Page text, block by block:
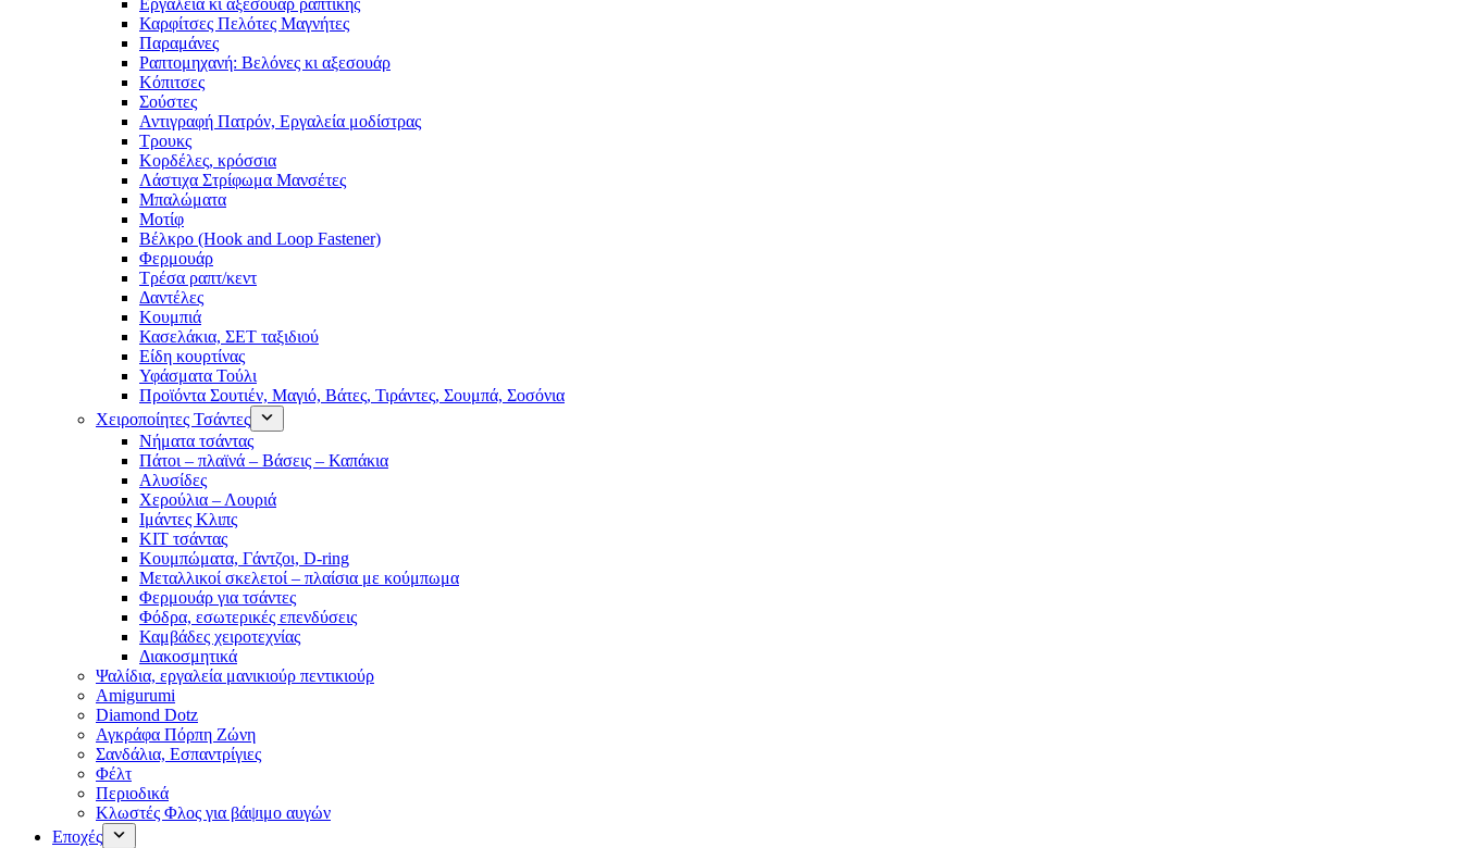
Εργαλεία κι αξεσουάρ ραπτικής
Καρφίτσες Πελότες Μαγνήτες
Παραμάνες
Ραπτομηχανή: Βελόνες κι αξεσουάρ
Κόπιτσες
Σούστες
Αντιγραφή Πατρόν, Εργαλεία μοδίστρας
Τρουκς
Κορδέλες, κρόσσια
Λάστιχα Στρίφωμα Μανσέτες
Μπαλώματα
Mοτίφ
Βέλκρο (Hook and Loop Fastener)
Φερμουάρ
Τρέσα ραπτ/κεντ
Δαντέλες
Κουμπιά
Κασελάκια, ΣΕΤ ταξιδιού
Είδη κουρτίνας
Υφάσματα Τούλι
Προϊόντα Σουτιέν, Μαγιό, Βάτες, Τιράντες, Σουμπά, Σοσόνια
Χειροποίητες Τσάντες
Νήματα τσάντας
Πάτοι – πλαϊνά – Βάσεις – Καπάκια
Αλυσίδες
Χερούλια – Λουριά
Ιμάντες Κλιπς
ΚΙΤ τσάντας
Κουμπώματα, Γάντζοι, D-ring
Μεταλλικοί σκελετοί – πλαίσια με κούμπωμα
Φερμουάρ για τσάντες
Φόδρα, εσωτερικές επενδύσεις
Καμβάδες χειροτεχνίας
Διακοσμητικά
Ψαλίδια, εργαλεία μανικιούρ πεντικιούρ
Amigurumi
Diamond Dotz
Αγκράφα Πόρπη Ζώνη
Σανδάλια, Εσπαντρίγιες
Φέλτ
Περιοδικά
Κλωστές Φλος για βάψιμο αυγών
Εποχές